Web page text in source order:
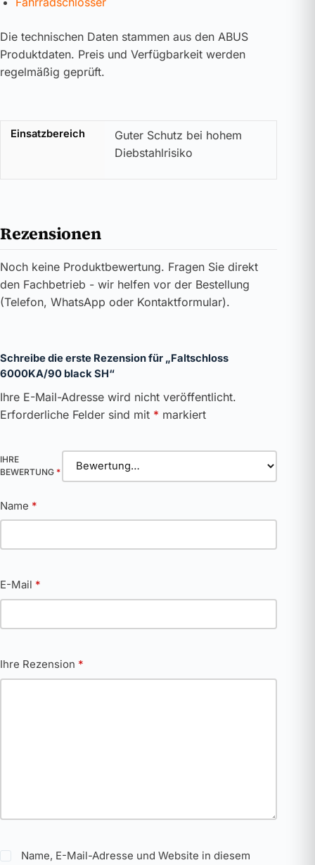
Die technischen Daten stammen aus den ABUS
Produktdaten. Preis und Verfügbarkeit werden
regelmäßig geprüft.
Einsatzbereich
Guter Schutz bei hohem
Diebstahlrisiko
Rezensionen
Noch keine Produktbewertung. Fragen Sie direkt
den Fachbetrieb - wir helfen vor der Bestellung
(Telefon, WhatsApp oder Kontaktformular).
Schreibe die erste Rezension für „Faltschloss
6000KA/90 black SH“
Ihre E-Mail-Adresse wird nicht veröffentlicht.
Erforderliche Felder sind mit * markiert
IHRE
BEWERTUNG *
Name *
E-Mail *
Ihre Rezension *
Name, E-Mail-Adresse und Website in diesem